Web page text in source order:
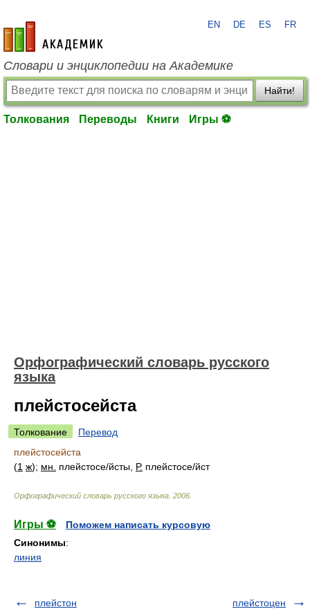
academic.ru
EN DE ES FR
Словари и энциклопедии на Академике
Найти!
Толкования Переводы Книги Игры ⚽
Орфографический словарь русского
языка
плейстосейста
Толкование
Перевод
плейстосейста
(1 ж); мн. плейстосе/йсты, Р. плейстосе/йст
Орфографический словарь русского языка 2006
Игры ⚽
Поможем написать курсовую
Синонимы:
линия
плейстон плейстоцен